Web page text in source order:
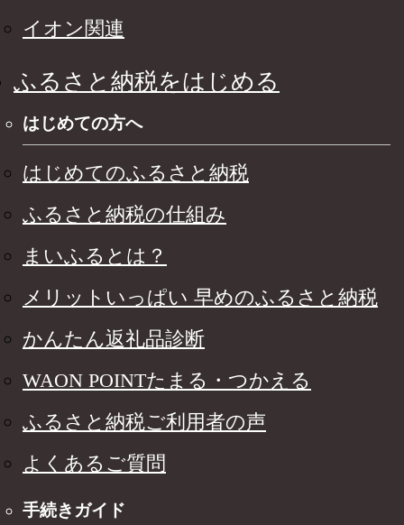
イオン関連
ふるさと納税をはじめる
はじめての方へ
はじめてのふるさと納税
ふるさと納税の仕組み
まいふるとは？
メリットいっぱい 早めのふるさと納税
かんたん返礼品診断
WAON POINTたまる・つかえる
ふるさと納税ご利用者の声
よくあるご質問
手続きガイド